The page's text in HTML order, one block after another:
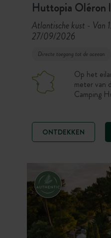
Huttopia Oléron
Atlantische kust - Van
27/09/2026
Directe toegang tot de oceean
Op het
meter van
Camping
en
verblijf in
van de
een
van het
rust,
ONTDEKKEN